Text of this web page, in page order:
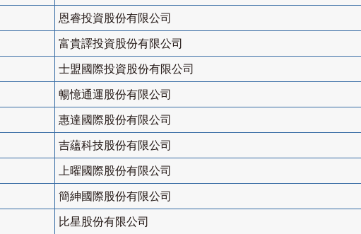
恩睿投資股份有限公司
富貴譯投資股份有限公司
士盟國際投資股份有限公司
暢憶通運股份有限公司
惠達國際股份有限公司
吉蘊科技股份有限公司
上曜國際股份有限公司
簡紳國際股份有限公司
比星股份有限公司